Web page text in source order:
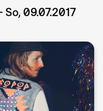
So, 09.07.2017